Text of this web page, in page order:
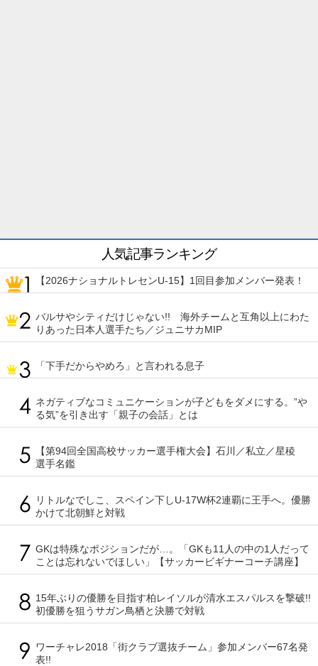
人気記事ランキング
【2026ナショナルトレセンU-15】1回目参加メンバー発表！
バルサやシティだけじゃない!! 海外チームと互角以上にわた
りあった日本人選手たち／ジュニサカMIP
「下手だからやめろ」と言われる息子
ネガティブなコミュニケーションが子どもをダメにする。”や
る気”を引き出す「親子の会話」とは
【第94回全国高校サッカー選手権大会】石川／私立／星稜
選手名鑑
リトルなでしこ、スペイン下しU-17W杯2連覇に王手へ。優勝
かけて北朝鮮と対戦
GKは特殊なポジションだが…。「GKも11人の中の1人だって
ことは忘れないでほしい」【サッカービギナーコーチ講座】
15年ぶりの優勝を目指す柏レイソルが清水エスパルスを撃破!!
初優勝を狙うサガン鳥栖と決勝で対戦
ワーチャレ2018「街クラブ選抜チーム」参加メンバー67名発
表!!